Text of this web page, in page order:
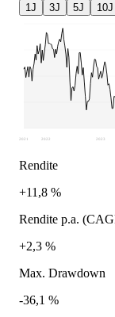
1J 3J 5J 10J
2021 2022 2023
Rendite
+11,8 %
Rendite p.a.
+2,3 %
Max. Drawdown
-36,1 %